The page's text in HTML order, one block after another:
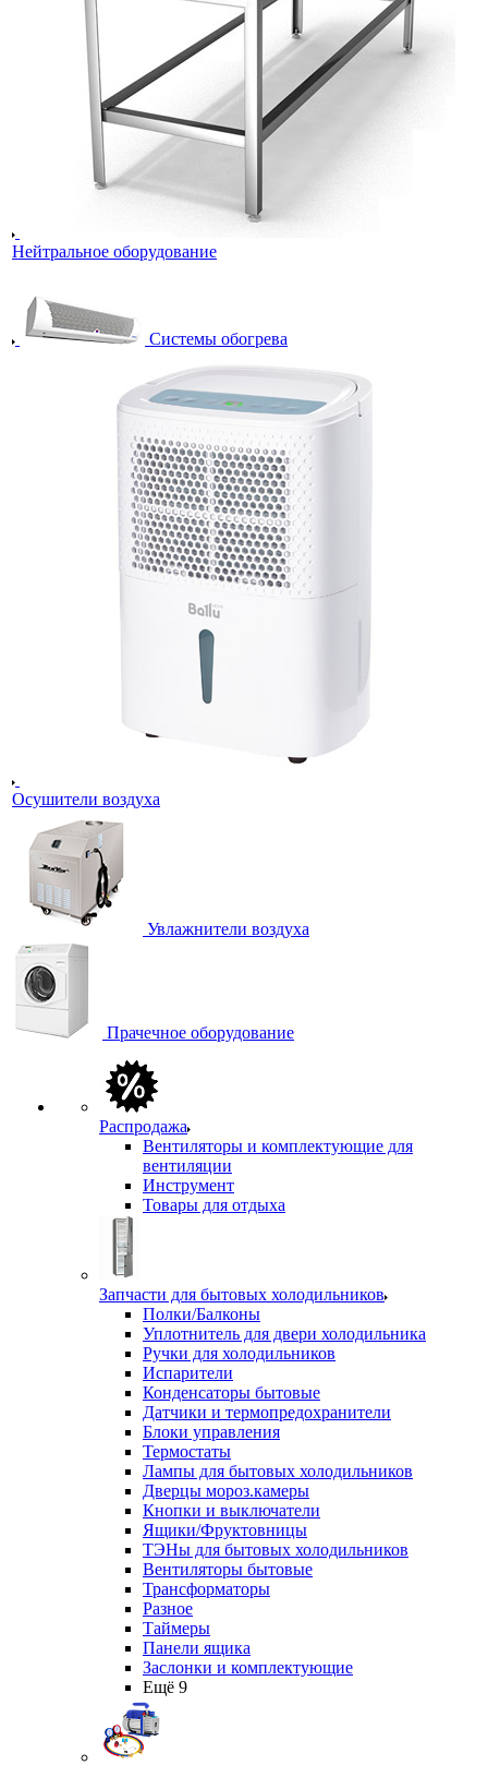
Нейтральное оборудование
Системы обогрева
Осушители воздуха
Увлажнители воздуха
Прачечное оборудование
Распродажа
Вентиляторы и комплектующие для
вентиляции
Инструмент
Товары для отдыха
Запчасти для бытовых холодильников
Полки/Балконы
Уплотнитель для двери холодильника
Ручки для холодильников
Испарители
Конденсаторы бытовые
Датчики и термопредохранители
Блоки управления
Термостаты
Лампы для бытовых холодильников
Дверцы мороз.камеры
Кнопки и выключатели
Ящики/Фруктовницы
ТЭНы для бытовых холодильников
Вентиляторы бытовые
Трансформаторы
Разное
Таймеры
Панели ящика
Заслонки и комплектующие
Ещё 9